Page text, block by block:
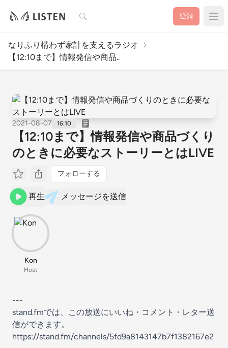
検索 登録
なりふり構わず家計を支えるラジオ
【12:10まで】情報発信や商品..
2021-08-07 16:10
【12:10まで】情報発信や商品づくり
のときに必要なストーリーとはLIVE
フォローする
再生 メッセージを送信
Kon
Host
---
stand.fmでは、この放送にいいね・コメント・レター送
信ができます。
https://stand.fm/channels/5fd9a8143147b7f1382167e2